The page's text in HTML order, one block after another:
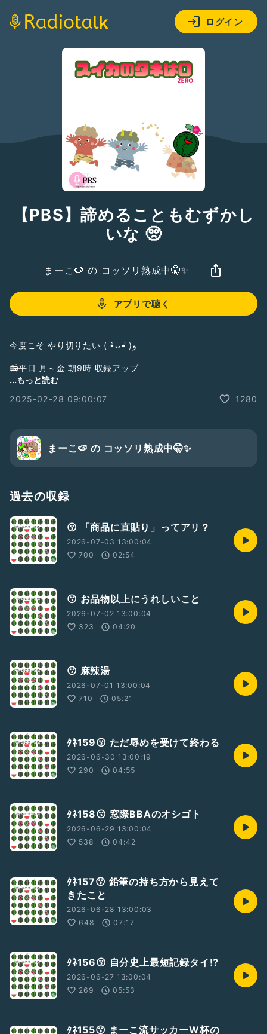
ログイン
【PBS】諦めることもむずかし
いな 🥺
まーこ🍉 の コッソリ熟成中🤫✨
アプリで聴く
今度こそ やり切りたい ( •̀ᴗ•́ )و
📻平日 月～金 朝9時 収録アップ
「スイカのタネはZERO☀」
📻「ぴんく放送局（PBS）」HP
#まーこのスイカのタネはゼロ
#今日が1番若い
...もっと読む
2025-02-28 09:00:07
1280
まーこ🍉 の コッソリ熟成中🤫✨
過去の収録
😗 「商品に直貼り」ってアリ？
2026-07-03 13:00:04
700
02:54
😗 お品物以上にうれしいこと
2026-07-02 13:00:04
323
04:20
😗 麻辣湯
2026-07-01 13:00:04
710
05:21
ﾀﾈ159😗 ただ辱めを受けて終わる
2026-06-30 13:00:19
290
04:55
ﾀﾈ158😗 窓際BBAのオシゴト
2026-06-29 13:00:04
538
04:42
ﾀﾈ157😗 鉛筆の持ち方から見えて
きたこと
2026-06-28 13:00:03
648
07:17
ﾀﾈ156😗 自分史上最短記録タイ!?
2026-06-27 13:00:04
269
05:53
ﾀﾈ155😗 まーこ流サッカーW杯の